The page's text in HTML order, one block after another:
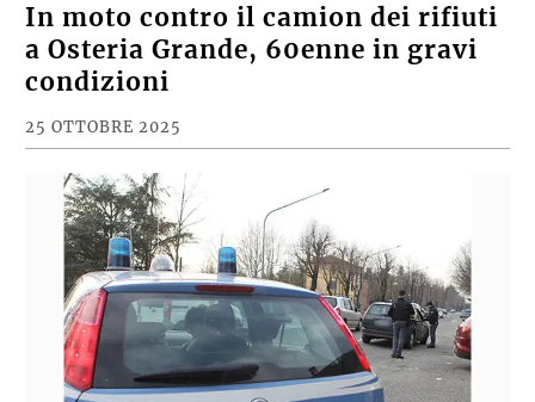
In moto contro il camion dei rifiuti
a Osteria Grande, 60enne in gravi
condizioni
25 OTTOBRE 2025